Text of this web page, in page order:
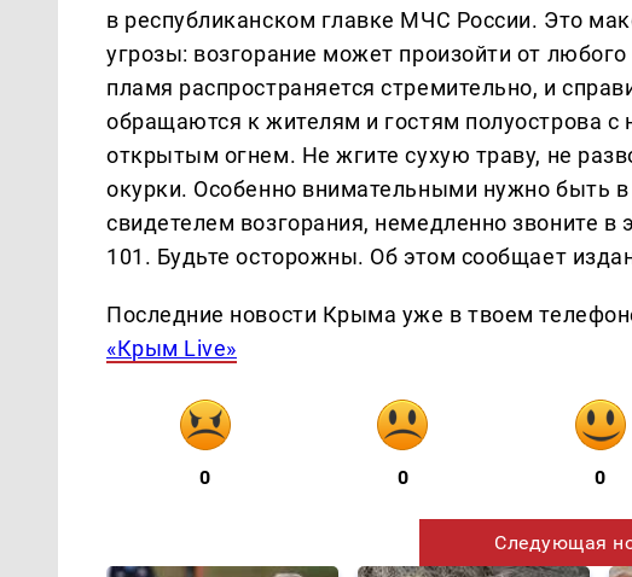
в республиканском главке МЧС России. Это
угрозы: возгорание может произойти от
пламя распространяется стремительно, и
обращаются к жителям и гостям полуострова с
открытым огнем. Не жгите сухую траву, не
окурки. Особенно внимательными нужно быть в
свидетелем возгорания, немедленно звоните
101. Будьте осторожны. Об этом сообщает
Последние новости Крыма уже в твоем
«Крым Live»
0 0 0
Следующая